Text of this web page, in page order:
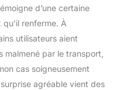
et en profondeur
pour s'adapter à la
courbe du bas du
dos. Inclinaison de
90° à 126° pour
changer de posture
tout au long de la
d’une certaine
renferme. À
utilisateurs aient
par le transport,
cas soigneusement
agréable vient des